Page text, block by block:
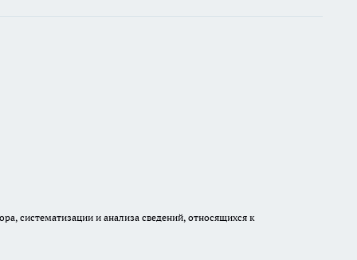
систематизации и анализа сведений, относящихся к